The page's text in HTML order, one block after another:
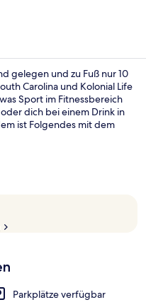
gelegen und zu Fuß nur 10
Carolina und Kolonial Life
Sport im Fitnessbereich
dich bei einem Drink in
ist Folgendes mit dem
Parkplätze verfügbar